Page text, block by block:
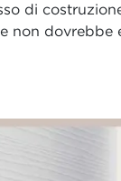
di
non dovrebbe